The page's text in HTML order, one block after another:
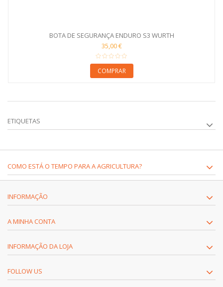
BOTA DE SEGURANÇA ENDURO S3 WURTH
35,00 €
COMPRAR
ETIQUETAS
COMO ESTÁ O TEMPO PARA A AGRICULTURA?
INFORMAÇÃO
A MINHA CONTA
INFORMAÇÃO DA LOJA
FOLLOW US